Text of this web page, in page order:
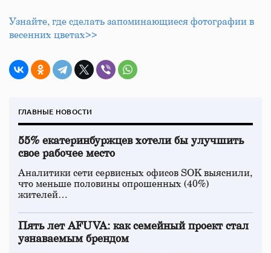
Узнайте, где сделать запоминающиеся фотографии в
весенних цветах>>
ГЛАВНЫЕ НОВОСТИ
55% екатеринбуржцев хотели бы улучшить
свое рабочее место
Аналитики сети сервисных офисов SOK выяснили,
что меньше половины опрошенных (40%)
жителей…
Пять лет AFUVA: как семейный проект стал
узнаваемым брендом